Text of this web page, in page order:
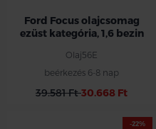
Ford Focus olajcsomag
ezüst kategória, 1,6 bezin
Olaj56E
beérkezés 6-8 nap
39.581 Ft30.668 Ft
-22%